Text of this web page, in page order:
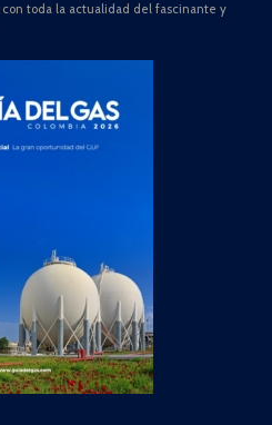
toda la actualidad del fascinante y